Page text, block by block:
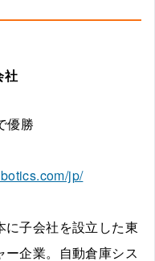
社
優勝
jp/
に子会社を設立した東
企業。自動倉庫シス